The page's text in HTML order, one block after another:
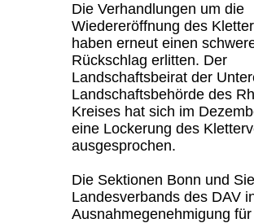
Die Verhandlungen um die
Wiedereröffnung des
haben erneut einen
Rückschlag erlitten. Der
Landschaftsbeirat der
Landschaftsbehörde des
Kreises hat sich im
eine Lockerung des
ausgesprochen.
Die Sektionen Bonn und
Landesverbands des DAV
Ausnahmegenehmigung